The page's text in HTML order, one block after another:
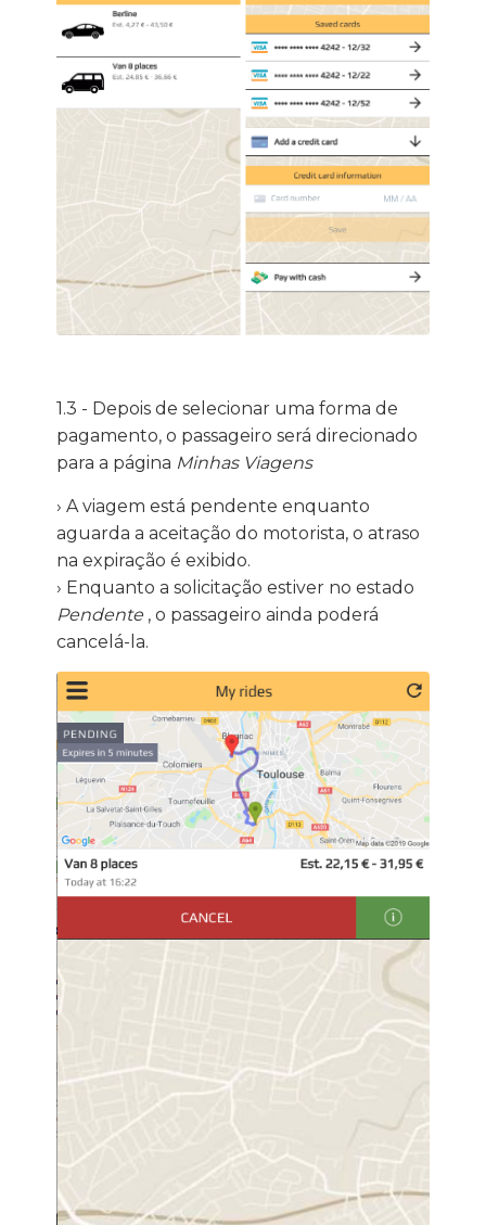
1.3 - Depois de selecionar uma forma de
pagamento, o passageiro será direcionado
para a página Minhas Viagens
› A viagem está pendente enquanto
aguarda a aceitação do motorista, o atraso
na expiração é exibido.
› Enquanto a solicitação estiver no estado
Pendente , o passageiro ainda poderá
cancelá-la.